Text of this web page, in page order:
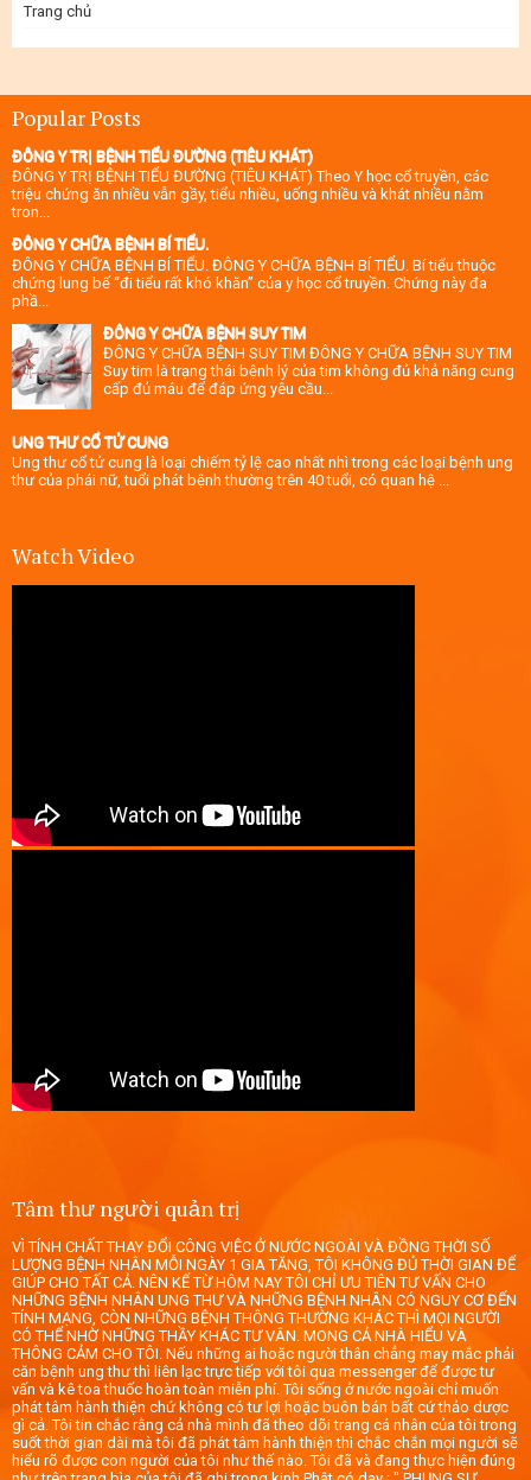
Trang chủ
Popular Posts
ĐÔNG Y TRỊ BỆNH TIỂU ĐƯỜNG (TIÊU KHÁT)
ĐÔNG Y TRỊ BỆNH TIỂU ĐƯỜNG (TIÊU KHÁT) Theo Y học cổ truyền, các
triệu chứng ăn nhiều vẫn gầy, tiểu nhiều, uống nhiều và khát nhiều nằm
tron...
ĐÔNG Y CHỮA BỆNH BÍ TIỂU.
ĐÔNG Y CHỮA BỆNH BÍ TIỂU. ĐÔNG Y CHỮA BỆNH BÍ TIỂU. Bí tiểu thuộc
chứng lung bế “đi tiểu rất khó khăn” của y học cổ truyền. Chứng này đa
phầ...
ĐÔNG Y CHỮA BỆNH SUY TIM
ĐÔNG Y CHỮA BỆNH SUY TIM ĐÔNG Y CHỮA BỆNH SUY TIM
Suy tim là trạng thái bệnh lý của tim không đủ khả năng cung
cấp đủ máu để đáp ứng yêu cầu...
UNG THƯ CỔ TỬ CUNG
Ung thư cổ tử cung là loại chiếm tỷ lệ cao nhất nhì trong các loại bệnh ung
thư của phái nữ, tuổi phát bệnh thường trên 40 tuổi, có quan hệ ...
Watch Video
Tâm thư người quản trị
VÌ TÍNH CHẤT THAY ĐỔI CÔNG VIỆC Ở NƯỚC NGOÀI VÀ ĐỒNG THỜI SỐ
LƯỢNG BỆNH NHÂN MỖI NGÀY 1 GIA TĂNG, TÔI KHÔNG ĐỦ THỜI GIAN ĐỂ
GIÚP CHO TẤT CẢ. NÊN KỂ TỪ HÔM NAY TÔI CHỈ ƯU TIÊN TƯ VẤN CHO
NHỮNG BỆNH NHÂN UNG THƯ VÀ NHỮNG BỆNH NHÂN CÓ NGUY CƠ ĐẾN
TÍNH MẠNG, CÒN NHỮNG BỆNH THÔNG THƯỜNG KHÁC THÌ MỌI NGƯỜI
CÓ THỂ NHỜ NHỮNG THẦY KHÁC TƯ VÂN. MONG CẢ NHÀ HIỂU VÀ
THÔNG CẢM CHO TÔI. Nếu những ai hoặc người thân chẳng may mắc phải
căn bệnh ung thư thì liên lạc trực tiếp với tôi qua messenger để được tư
vấn và kê toa thuốc hoàn toàn miễn phí. Tôi sống ở nước ngoài chỉ muốn
phát tâm hành thiện chứ không có tư lợi hoặc buôn bán bất cứ thảo dược
gì cả. Tôi tin chắc rằng cả nhà mình đã theo dõi trang cá nhân của tôi trong
suốt thời gian dài mà tôi đã phát tâm hành thiện thì chắc chắn mọi người sẽ
hiểu rõ được con người của tôi như thế nào. Tôi đã và đang thực hiện đúng